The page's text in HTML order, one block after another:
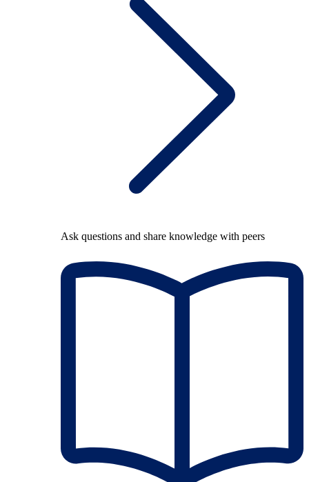
Ask questions and share knowledge with peers